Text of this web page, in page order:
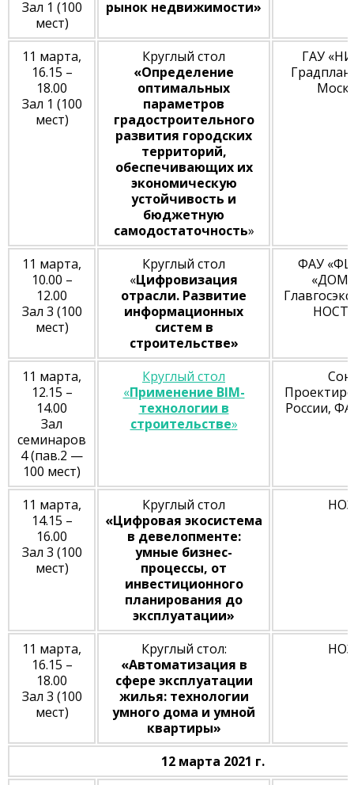
Зал 1 (100
мест)
рынок недвижимости»
11 марта,
16.15 –
18.00
Зал 1 (100
мест)
Круглый стол
«Определение
оптимальных
параметров
градостроительного
развития городских
территорий,
обеспечивающих их
экономическую
устойчивость и
бюджетную
самодостаточность»
ГАУ
11 марта,
10.00 –
12.00
Зал 3 (100
мест)
Круглый стол
«Цифровизация
отрасли. Развитие
информационных
систем в
строительстве»
ФАУ
11 марта,
12.15 –
14.00
Зал
семинаров
4 (пав.2 —
100 мест)
Круглый стол
«Применение BIM-
технологии в
строительстве»
России,
11 марта,
14.15 –
16.00
Зал 3 (100
мест)
Круглый стол
«Цифровая экосистема
в девелопменте:
умные бизнес-
процессы, от
инвестиционного
планирования до
эксплуатации»
11 марта,
16.15 –
18.00
Зал 3 (100
мест)
Круглый стол:
«Автоматизация в
сфере эксплуатации
жилья: технологии
умного дома и умной
квартиры»
12 марта 2021 г.